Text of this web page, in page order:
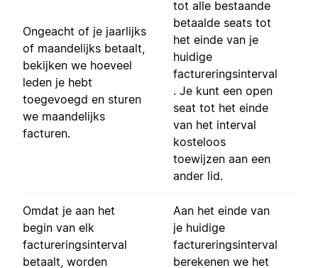
Ongeacht of je jaarlijks
of maandelijks betaalt,
bekijken we hoeveel
leden je hebt
toegevoegd en sturen
we maandelijks
facturen.
tot alle bestaande
betaalde seats tot
het einde van je
huidige
factureringsinterval
. Je kunt een open
seat tot het einde
van het interval
kosteloos
toewijzen aan een
ander lid.
Omdat je aan het
begin van elk
factureringsinterval
betaalt, worden
Aan het einde van
je huidige
factureringsinterval
berekenen we het